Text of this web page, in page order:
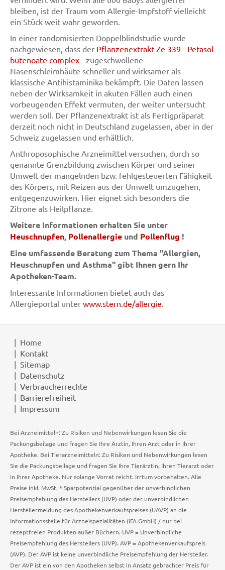
bleiben, ist der Traum vom Allergie-Impfstoff vielleicht
ein Stück weit wahr geworden.
In einer randomisierten Doppelblindstudie wurde
nachgewiesen, dass der Pflanzenextrakt Ze 339 - Petasol
butenoate complex - zugeschwollene
Nasenschleimhäute schneller und wirksamer als
klassische Antihistaminika bekämpft. Die Daten lassen
neben der Wirksamkeit in akuten Fällen auch einen
vorbeugenden Effekt vermuten, der weiter untersucht
werden soll. Der Pflanzenextrakt ist als Fertigpräparat
derzeit noch nicht in Deutschland zugelassen, aber in der
Schweiz zugelassen und erhältlich.
Anthroposophische Arzneimittel versuchen, durch so
genannte Grenzbildung zwischen Körper und seiner
Umwelt der mangelnden bzw. fehlgesteuerten Fähigkeit
des Körpers, mit Reizen aus der Umwelt umzugehen,
entgegenzuwirken. Hier eignet sich besonders die
Zitrone als Heilpflanze.
Weitere Informationen erhalten Sie unter
Heuschnupfen, Pollenallergie und Pollenflug !
Eine umfassende Beratung zum Thema "Allergien,
Heuschnupfen und Asthma" gibt Ihnen gern Ihr
Apotheken-Team.
Interessante Informationen bietet auch das
Allergieportal unter www.stern.de/allergie
Home
Kontakt
Sitemap
Datenschutz
Verbraucherrechte
Barrierefreiheit
Impressum
Bei Arzneimitteln: Zu Risiken und Nebenwirkungen lesen Sie die
Packungsbeilage und fragen Sie Ihre Ärztin, Ihren Arzt oder in Ihrer
Apotheke. Bei Tierarzneimitteln: Zu Risiken und Nebenwirkungen lesen
Sie die Packungsbeilage und fragen Sie Ihre Tierärztin, Ihren Tierarzt oder
in Ihrer Apotheke. Nur solange Vorrat reicht. Irrtum vorbehalten. Alle
Preise inkl. MwSt. * Sparpotential gegenüber der unverbindlichen
Preisempfehlung des Herstellers (UVP) oder der unverbindlichen
Herstellermeldung des Apothekenverkaufspreises (UAVP) an die
Informationsstelle für Arzneispezialitäten (IFA GmbH) / nur bei
rezeptfreien Produkten außer Büchern. UVP = Unverbindliche
Preisempfehlung des Herstellers (UVP). AVP = Apothekenverkaufspreis
(AVP). Der AVP ist keine unverbindliche Preisempfehlung der Hersteller.
Der AVP ist ein von den Apotheken selbst in Ansatz gebrachter Preis für